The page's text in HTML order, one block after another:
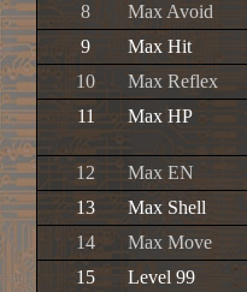
8
Max Avoid
9
Max Hit
10
Max Reflex
11
Max HP
12
Max EN
13
Max Shell
14
Max Move
15
Level 99